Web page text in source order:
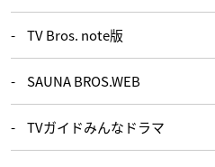
TV Bros. note版
SAUNA BROS.WEB
TVガイドみんなドラマ